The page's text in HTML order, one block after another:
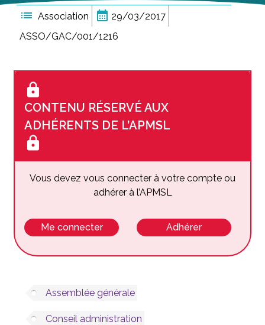
list Association calendar_month 29/03/2017
ASSO/GAC/001/1216
lock
CONTENU RÉSERVÉ AUX
ADHÉRENTS DE L’APMSL
lock
Vous devez vous connecter à votre compte ou
adhérer à l’APMSL
Me connecter Adhérer
Assemblée générale
Conseil administration